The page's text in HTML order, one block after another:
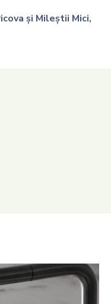
și Mileștii Mici,